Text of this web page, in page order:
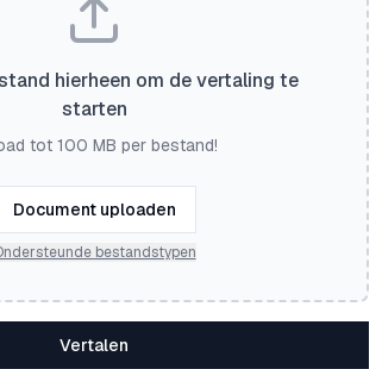
hierheen om de vertaling te
starten
tot 100 MB per bestand!
Document uploaden
bestandstypen
Vertalen